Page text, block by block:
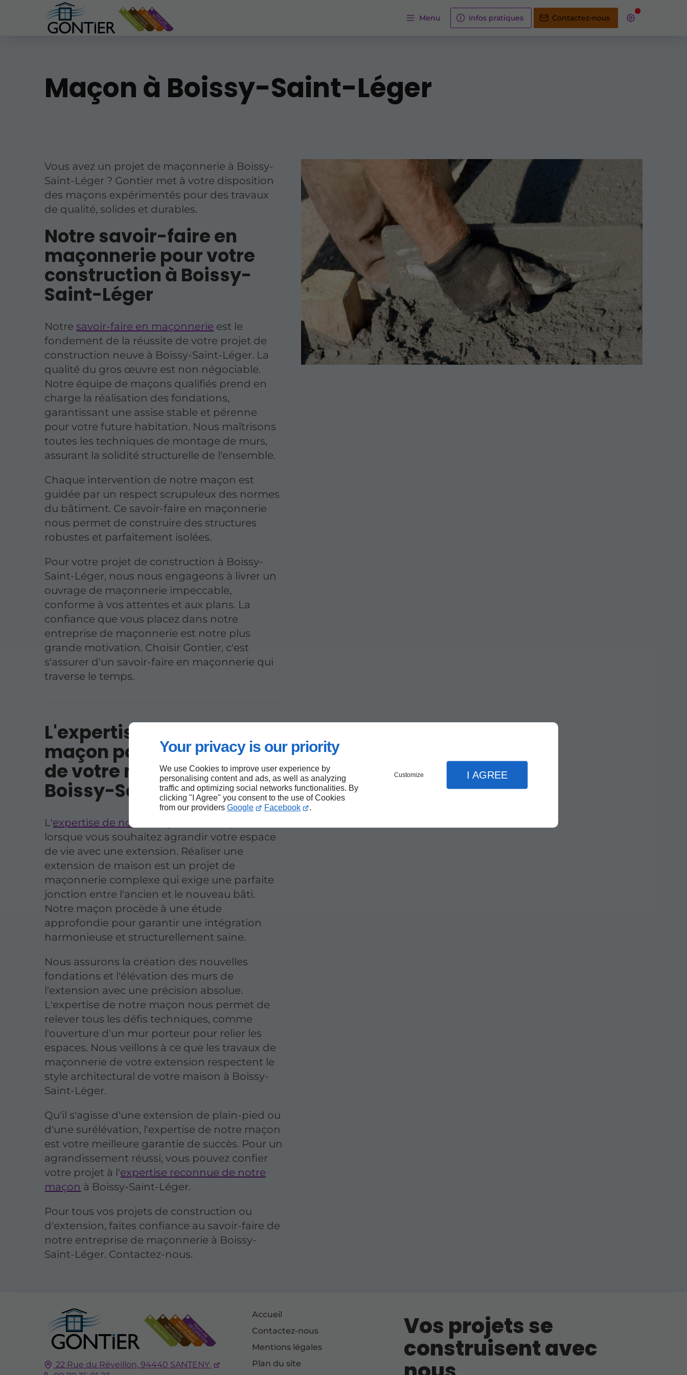
Your privacy is our priority
We use Cookies to improve user experience by
personalising content and ads, as well as analyzing
traffic and optimizing social networks functionalities. By
clicking "I Agree" you consent to the use of Cookies
from our providers Google Facebook .
Customize I AGREE
Menu Infos pratiques Contactez-nous
Maçon à Boissy-Saint-Léger
Vous avez un projet de maçonnerie à Boissy-
Saint-Léger ? Gontier met à votre disposition
des maçons expérimentés pour des travaux
de qualité, solides et durables.
Notre savoir-faire en
maçonnerie pour votre
construction à Boissy-
Saint-Léger
Notre savoir-faire en maçonnerie est le
fondement de la réussite de votre projet de
construction neuve à Boissy-Saint-Léger. La
qualité du gros œuvre est non négociable.
Notre équipe de maçons qualifiés prend en
charge la réalisation des fondations,
garantissant une assise stable et pérenne
pour votre future habitation. Nous maîtrisons
toutes les techniques de montage de murs,
assurant la solidité structurelle de l'ensemble.
Chaque intervention de notre maçon est
guidée par un respect scrupuleux des normes
du bâtiment. Ce savoir-faire en maçonnerie
nous permet de construire des structures
robustes et parfaitement isolées.
Pour votre projet de construction à Boissy-
Saint-Léger, nous nous engageons à livrer un
ouvrage de maçonnerie impeccable,
conforme à vos attentes et aux plans. La
confiance que vous placez dans notre
entreprise de maçonnerie est notre plus
grande motivation. Choisir Gontier, c'est
s'assurer d'un savoir-faire en maçonnerie qui
traverse le temps.
L'expertise de notre
maçon pour l'extension
de votre maison à
Boissy-Saint-Léger
L'expertise de notre maçon
lorsque vous souhaitez agrandir votre espace
de vie avec une extension. Réaliser une
extension de maison est un projet de
maçonnerie complexe qui exige une parfaite
jonction entre l'ancien et le nouveau bâti.
Notre maçon procède à une étude
approfondie pour garantir une intégration
harmonieuse et structurellement saine.
Nous assurons la création des nouvelles
fondations et l'élévation des murs de
l'extension avec une précision absolue.
L'expertise de notre maçon nous permet de
relever tous les défis techniques, comme
l'ouverture d'un mur porteur pour relier les
espaces. Nous veillons à ce que les travaux de
maçonnerie de votre extension respectent le
style architectural de votre maison à Boissy-
Saint-Léger.
Qu'il s'agisse d'une extension de plain-pied ou
d'une surélévation, l'expertise de notre maçon
est votre meilleure garantie de succès. Pour un
agrandissement réussi, vous pouvez confier
votre projet à l'expertise reconnue de notre
maçon à Boissy-Saint-Léger.
Pour tous vos projets de construction ou
d'extension, faites confiance au savoir-faire de
notre entreprise de maçonnerie à Boissy-
Saint-Léger. Contactez-nous.
22 Rue du Réveillon, 94440 SANTENY
Accueil
Contactez-nous
Mentions légales
Plan du site
Vos projets se
construisent avec